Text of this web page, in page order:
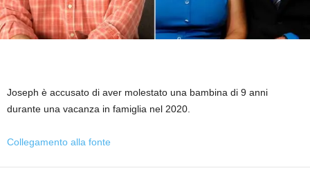
Joseph è accusato di aver molestato una bambina di 9 anni
durante una vacanza in famiglia nel 2020.
Collegamento alla fonte